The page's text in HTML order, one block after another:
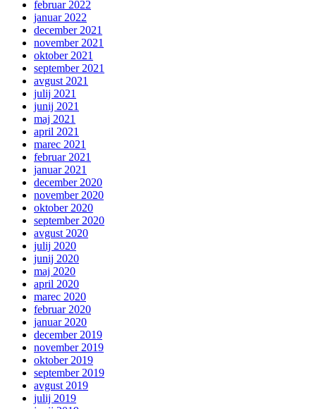
februar 2022
januar 2022
december 2021
november 2021
oktober 2021
september 2021
avgust 2021
julij 2021
junij 2021
maj 2021
april 2021
marec 2021
februar 2021
januar 2021
december 2020
november 2020
oktober 2020
september 2020
avgust 2020
julij 2020
junij 2020
maj 2020
april 2020
marec 2020
februar 2020
januar 2020
december 2019
november 2019
oktober 2019
september 2019
avgust 2019
julij 2019